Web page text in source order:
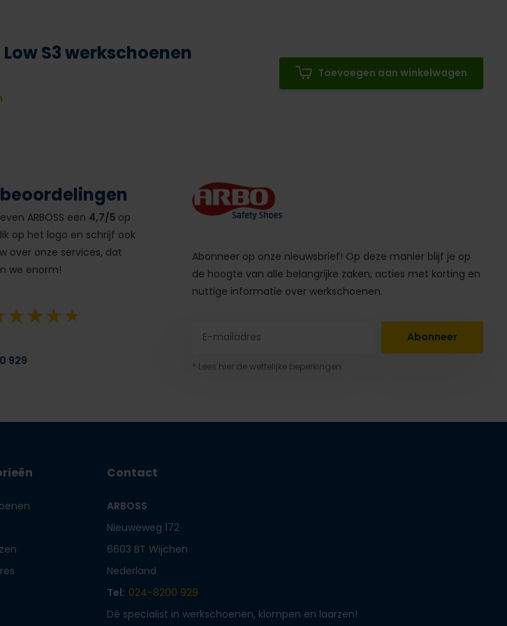
S3 werkschoenen
Toevoegen aan winkelwagen
ARBOSS een 4,7/5 op
op het logo en schrijf ook
over onze services, dat
we enorm!
929
Abonneer op onze nieuwsbrief! Op deze manier blijf je op
de hoogte van alle belangrijke zaken, acties met korting en
nuttige informatie over werkschoenen.
Abonneer
* Lees hier de wettelijke beperkingen
Contact
ARBOSS
Nieuweweg 172
6603 BT Wijchen
Nederland
Tel: 024-8200 929
Dé specialist in werkschoenen, klompen en laarzen!